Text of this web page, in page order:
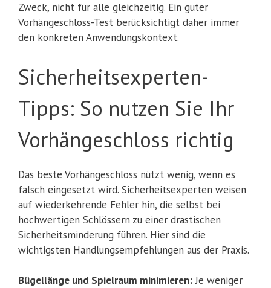
Zweck, nicht für alle gleichzeitig. Ein guter
Vorhängeschloss-Test berücksichtigt daher immer
den konkreten Anwendungskontext.
Sicherheitsexperten-
Tipps: So nutzen Sie Ihr
Vorhängeschloss richtig
Das beste Vorhängeschloss nützt wenig, wenn es
falsch eingesetzt wird. Sicherheitsexperten weisen
auf wiederkehrende Fehler hin, die selbst bei
hochwertigen Schlössern zu einer drastischen
Sicherheitsminderung führen. Hier sind die
wichtigsten Handlungsempfehlungen aus der Praxis.
Bügellänge und Spielraum minimieren:Je weniger